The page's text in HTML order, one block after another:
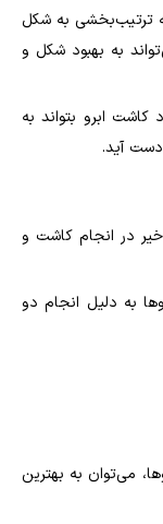
به ترتیب‌بخشی به شکل
به بهبود شکل و
ابرو بتواند به
آید.
در انجام کاشت و
به دلیل انجام دو
می‌توان به بهترین